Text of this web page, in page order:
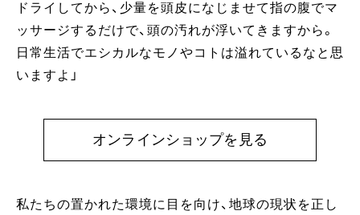
ドライしてから、少量を頭皮になじませて指の腹でマ
ッサージするだけで、頭の汚れが浮いてきますから。
日常生活でエシカルなモノやコトは溢れているなと思
いますよ」
オンラインショップを見る
私たちの置かれた環境に目を向け、地球の現状を正し